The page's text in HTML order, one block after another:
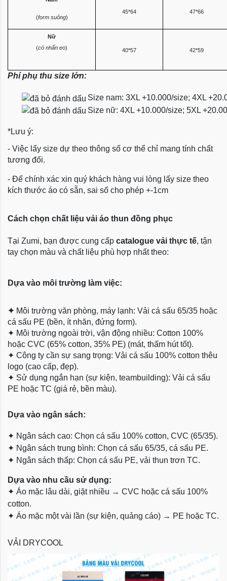
45*64
47*66
(form suông)
Nữ
40*57 42*59
(có nhấn eo)
Phí phụ thu size lớn:
Size nam: 3XL +10.000/size; 4XL
Size nữ: 4XL +10.000/size; 5XL
*Lưu ý:
- Việc lấy size dự theo thông số cơ thể chỉ mang tính chất
tương đối.
- Để chính xác xin quý khách hàng vui lòng lấy size theo
kích thước áo có sẵn, sai số cho phép +-1cm
Cách chọn chất liệu vải áo thun đồng phục
Tại Zumi, bạn được cung cấp catalogue vải thực tế, tận
tay chọn màu và chất liệu phù hợp nhất theo:
Dựa vào môi trường làm việc:
✦ Môi trường văn phòng, máy lạnh: Vải cá sấu 65/35 hoặc
cá sấu PE (bền, ít nhăn, đứng form).
✦ Môi trường ngoài trời, vận động nhiều: Cotton 100%
hoặc CVC (65% cotton, 35% PE) (mát, thấm hút tốt).
✦ Công ty cần sự sang trọng: Vải cá sấu 100% cotton thêu
logo (cao cấp, đẹp).
✦ Sử dụng ngắn hạn (sự kiện, teambuilding): Vải cá sấu
PE hoặc TC (giá rẻ, bền màu).
Dựa vào ngân sách:
✦ Ngân sách cao: Chọn cá sấu 100% cotton, CVC (65/35).
✦ Ngân sách trung bình: Chọn cá sấu 65/35, cá sấu PE.
✦ Ngân sách thấp: Chọn cá sấu PE, vải thun trơn TC.
Dựa vào nhu cầu sử dụng:
✦ Áo mặc lâu dài, giặt nhiều → CVC hoặc cá sấu 100%
cotton.
✦ Áo mặc một vài lần (sự kiện, quảng cáo) → PE hoặc TC.
VẢI DRYCOOL